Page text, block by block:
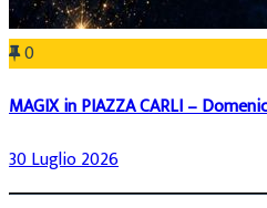
0
MAGIX in PIAZZA CARLI –
30 Luglio 2026